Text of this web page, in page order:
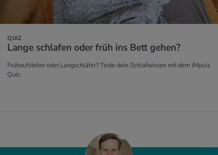
QUIZ
Lange schla­fen oder früh ins Bett gehen?
Frühaufsteher oder Langschläfer? Teste dein Schlafwissen mit dem iMpuls
Quiz.